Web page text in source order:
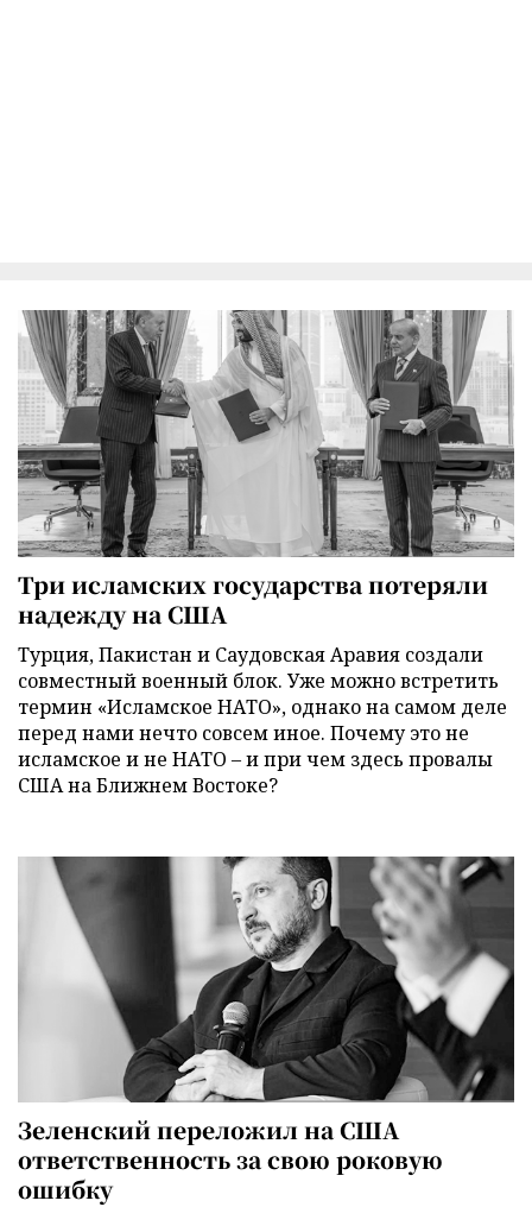
Три исламских государства потеряли
надежду на США
Турция, Пакистан и Саудовская Аравия создали
совместный военный блок. Уже можно встретить
термин «Исламское НАТО», однако на самом деле
перед нами нечто совсем иное. Почему это не
исламское и не НАТО – и при чем здесь провалы
США на Ближнем Востоке?
Зеленский переложил на США
ответственность за свою роковую
ошибку